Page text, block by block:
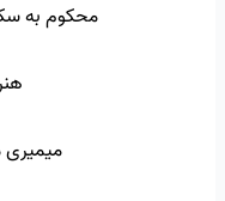
محکوم به